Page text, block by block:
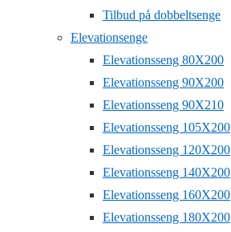
Tilbud på dobbeltsenge
Elevationsenge
Elevationsseng 80X200
Elevationsseng 90X200
Elevationsseng 90X210
Elevationsseng 105X200
Elevationsseng 120X200
Elevationsseng 140X200
Elevationsseng 160X200
Elevationsseng 180X200